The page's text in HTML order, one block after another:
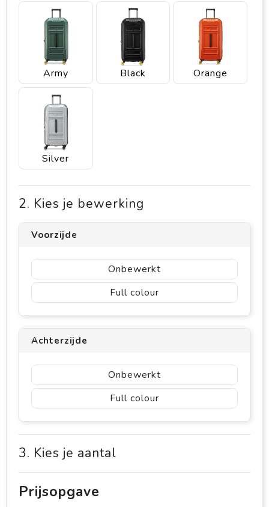
Army Black Orange
Silver
2. Kies je bewerking
Voorzijde
Onbewerkt
Full colour
Achterzijde
Onbewerkt
Full colour
3. Kies je aantal
Prijsopgave